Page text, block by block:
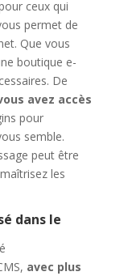
ceux qui
permet de
Que vous
boutique e-
De
avez accès
pour
semble.
peut être
les
dans le
avec plus